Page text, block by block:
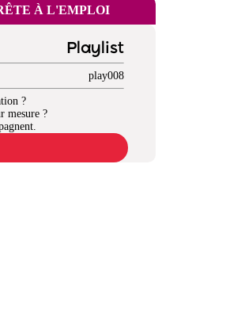
À L'EMPLOI
Playlist
play008
?
mesure ?